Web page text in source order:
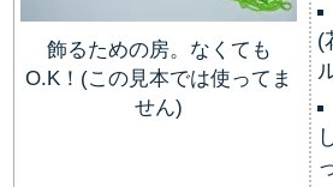
飾るための房。なくても
O.K！(この見本では使ってま
せん)
(